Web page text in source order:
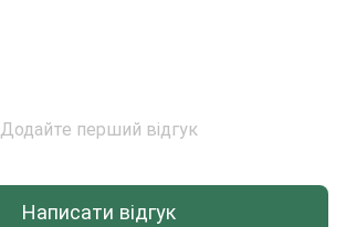
Додайте перший відгук
Написати відгук